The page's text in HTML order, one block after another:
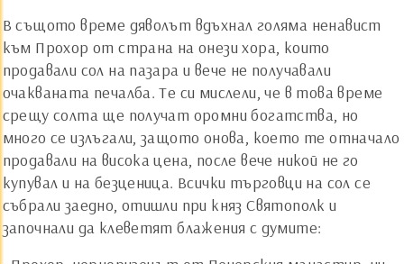
В същото време дяволът вдъхнал голяма ненавист
към Прохор от страна на онези хора, които
продавали сол на пазара и вече не получавали
очакваната печалба. Те си мислели, че в това време
срещу солта ще получат оромни богатства, но
много се излъгали, защото онова, което те отначало
продавали на висока цена, после вече никой не го
купувал и на безценица. Всички търговци на сол се
събрали заедно, отишли при княз Святополк и
започнали да клеветят блажения с думите: